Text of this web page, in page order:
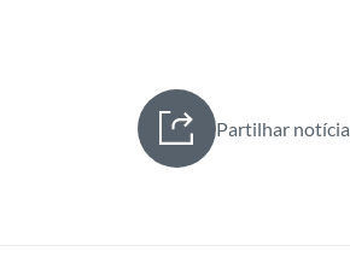
Partilhar notícia